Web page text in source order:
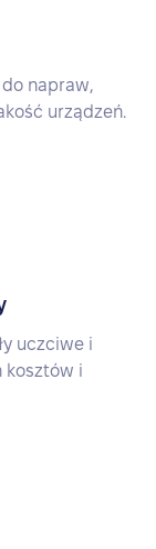
napraw,
urządzeń.
uczciwe i
kosztów i